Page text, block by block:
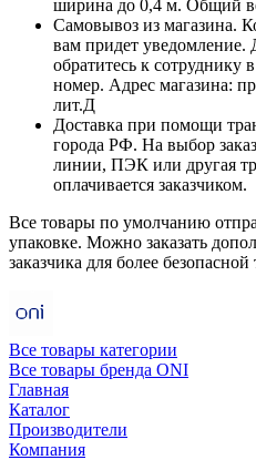
ширина до 0,4 м. Общий
Самовывоз из магазина.
вам придет уведомление.
обратитесь к сотруднику
номер. Адрес магазина:
лит.Д
Доставка при помощи
города РФ. На выбор
линии, ПЭК или другая
оплачивается заказчиком.
Все товары по умолчанию
упаковке. Можно заказать
заказчика для более
Все товары категории
Все товары бренда ONI
Главная
Каталог
Производители
Компания